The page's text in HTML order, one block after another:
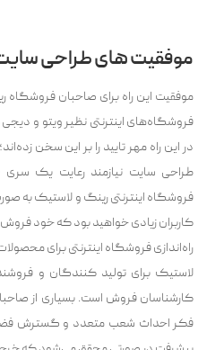
موفقیت های طراحی
موفقیت این راه برای صاحبان
فروشگاه‌های اینترنتی نظیر ویتو و
در این راه مهر تایید را بر این سخن
طراحی سایت نیازمند رعایت یک
فروشگاه اینترنتی رینگ و لاستیک به
کاربران زیادی خواهید بود که خود
راه‌اندازی فروشگاه اینترنتی برای
لاستیک برای تولید کنندگان و
کارشناسان فروش است. بسیاری از
فکر احداث شعب متعدد و گسترش